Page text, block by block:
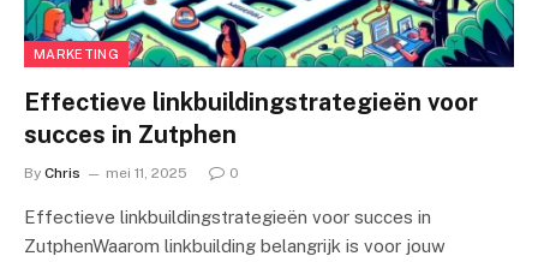
MARKETING
Effectieve linkbuildingstrategieën voor
succes in Zutphen
By Chris mei 11, 2025 0
Effectieve linkbuildingstrategieën voor succes in
ZutphenWaarom linkbuilding belangrijk is voor jouw